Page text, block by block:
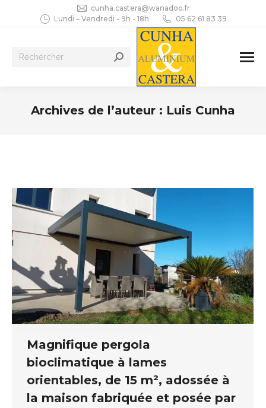
cunha.castera@wanadoo.fr
Lundi – Vendredi - 9h - 18h
05 62 61 83 39
Recherche
Archives de l’auteur : Luis Cunha
Magnifique pergola
bioclimatique à lames
orientables, de 15 m², adossée à
la maison fabriquée et posée par